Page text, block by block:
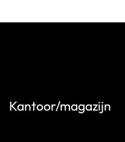
Kantoor/magazijn